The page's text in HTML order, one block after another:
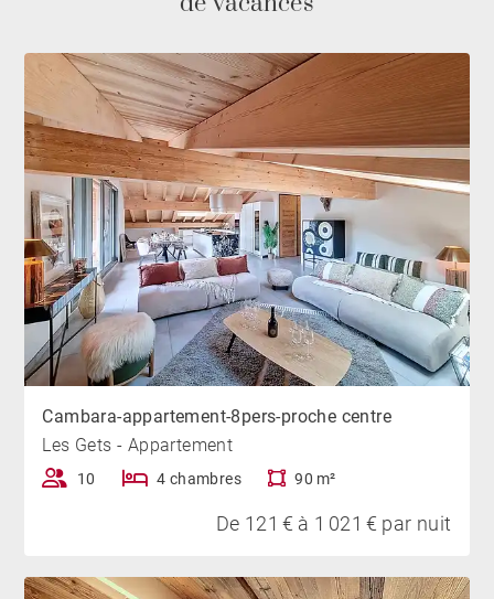
extérieur agréable, parfait pour profiter de l’air pur
alpin et des vues environnantes. Pour un confort
absolu, vous disposerez d’une connexion Wi-Fi haut
débit, d’un lave-linge et d’un sèche-linge, ainsi que de
nombreux équipements pensés pour faciliter votre
séjour.
Côté bien-être, le logement se distingue par la
présence d’un jacuzzi, véritable invitation à la détente
après une journée sur les pistes ou en randonnée. Un
local à skis sécurisé ainsi qu'une places de parking
compléter ces prestations.
Réunissant emplacement privilégié, prestations de
qualité et atmosphère chaleureuse, l’appartement
alpine élégante et mémorable au cœur des Gets.
Cambara-appartement-8pers-proche centre
Les Gets - Appartement
10 4 chambres 90 m²
De 121 € à 1 021 € par nuit